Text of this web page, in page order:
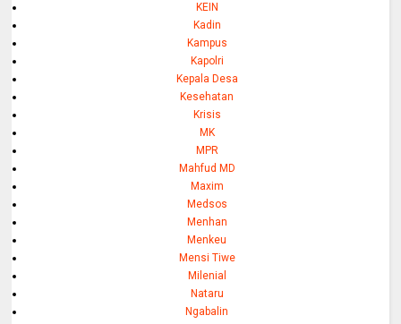
KEIN
Kadin
Kampus
Kapolri
Kepala Desa
Kesehatan
Krisis
MK
MPR
Mahfud MD
Maxim
Medsos
Menhan
Menkeu
Mensi Tiwe
Milenial
Nataru
Ngabalin